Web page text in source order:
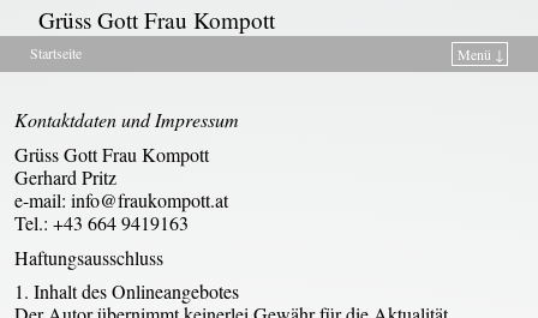
Grüss Gott Frau Kompott
Startseite
Menü ↓
Kontaktdaten und Impressum
Grüss Gott Frau Kompott
Gerhard Pritz
e-mail: info@fraukompott.at
Tel.: +43 664 9419163
Haftungsausschluss
1. Inhalt des Onlineangebotes